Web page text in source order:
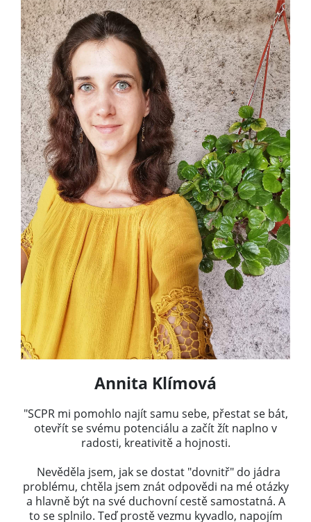
Annita Klímová
"SCPR mi pomohlo najít samu sebe, přestat se bát,
otevřít se svému potenciálu a začít žít naplno v
radosti, kreativitě a hojnosti.
Nevěděla jsem, jak se dostat "dovnitř" do jádra
problému, chtěla jsem znát odpovědi na mé otázky
a hlavně být na své duchovní cestě samostatná. A
to se splnilo. Teď prostě vezmu kyvadlo, napojím